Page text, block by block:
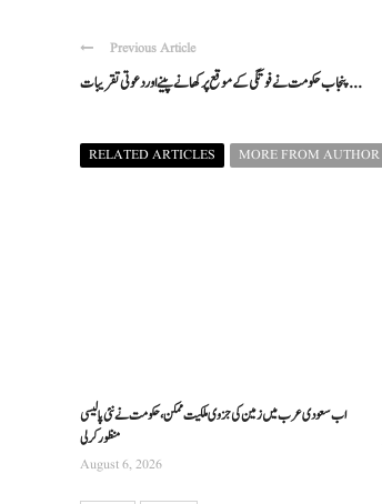
Previous Article
پنجاب حکومت نے فوتگی کے موقع پر کھانے پینے اور دعوتی تقریبات ...
RELATED ARTICLES MORE FROM AUTHOR
اب سعودی عرب میں زمین کی جزوی ملکیت ممکن، حکومت نے نئی پالیسی
منظور کرلی
August 6, 2026